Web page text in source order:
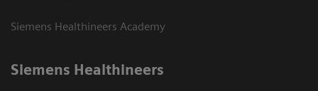
Siemens Healthineers Academy
Siemens Healthineers